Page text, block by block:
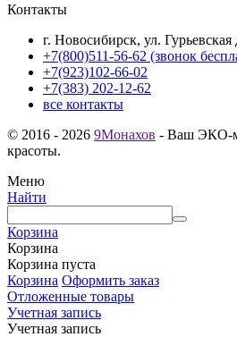
Контакты
г. Новосибирск, ул.
+7(800)511-56-62 (звонок
+7(923)102-66-02
+7(383) 202-12-62
все контакты
© 2016 - 2026 9Монахов - Ваш ЭКО-
красоты.
Меню
Найти
Корзина
Корзина
Корзина пуста
Корзина Оформить заказ
Отложенные товары
Учетная запись
Учетная запись